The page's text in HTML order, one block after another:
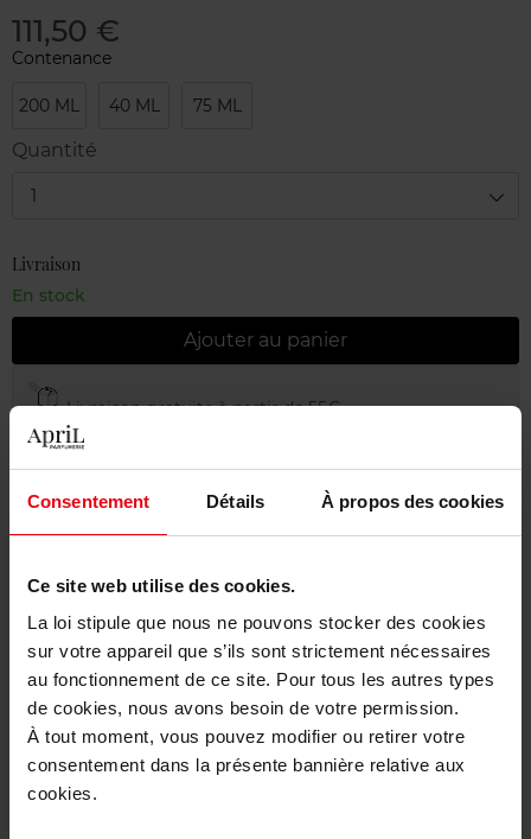
Consentement Détails À propos des cookies
Ce site web utilise des cookies.
La loi stipule que nous ne pouvons stocker des cookies
sur votre appareil que s’ils sont strictement nécessaires
au fonctionnement de ce site. Pour tous les autres types
de cookies, nous avons besoin de votre permission.
À tout moment, vous pouvez modifier ou retirer votre
consentement dans la présente bannière relative aux
cookies.
111,50 €
Contenance
200 ML 40 ML 75 ML
Quantité
1
Livraison
En stock
Ajouter au panier
Livraison gratuite à partir de 55€
Retour gratuit dans votre magasin
Emballage cadeau offert
Description
Caractéristiques
Avis client